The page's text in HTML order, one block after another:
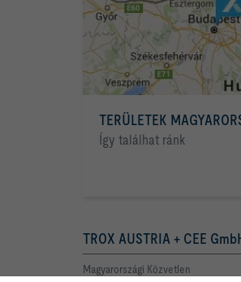
TERÜLETEK
Így találhat ránk
TROX AUSTRIA + CEE
Magyarországi Közvetlen